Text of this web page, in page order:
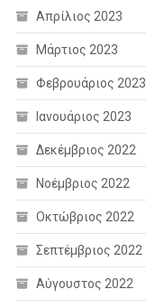
Απρίλιος 2023
Μάρτιος 2023
Φεβρουάριος 2023
Ιανουάριος 2023
Δεκέμβριος 2022
Νοέμβριος 2022
Οκτώβριος 2022
Σεπτέμβριος 2022
Αύγουστος 2022